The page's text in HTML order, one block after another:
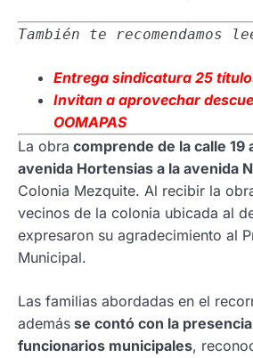
También te recomendamos
Entrega sindicatura 25
Invitan a aprovechar
OOMAPAS
La obra comprende de la calle 19
avenida Hortensias a la avenida
Colonia Mezquite. Al recibir la
vecinos de la colonia ubicada al
expresaron su agradecimiento al
Municipal.
Las familias abordadas en el
además se contó con la
funcionarios municipales,